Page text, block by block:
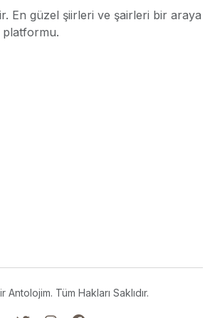
En güzel şiirleri ve şairleri bir araya
platformu.
Tüm Hakları Saklıdır.